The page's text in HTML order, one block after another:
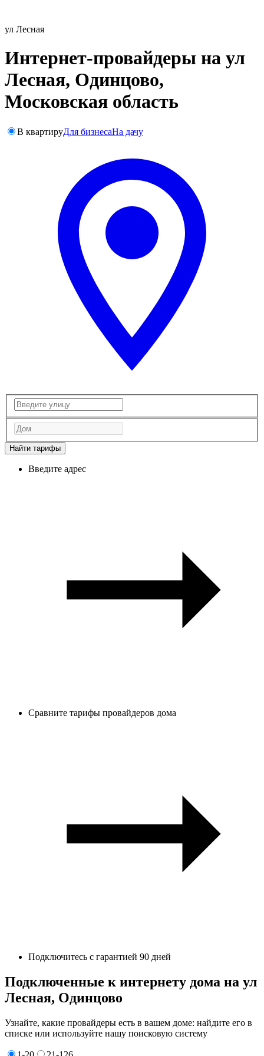
ул Лесная
Интернет-провайдеры на ул
Лесная, Одинцово,
Московская область
В квартируДля бизнесаНа дачу
Найти тарифы
Введите адрес
Сравните тарифы провайдеров дома
Подключитесь с гарантией 90 дней
Подключенные к интернету дома на ул
Лесная, Одинцово
Узнайте, какие провайдеры есть в вашем доме: найдите его в
списке или используйте нашу поисковую систему